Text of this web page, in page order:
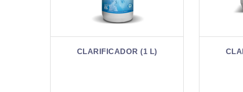
CLARIFICADOR (5 L)